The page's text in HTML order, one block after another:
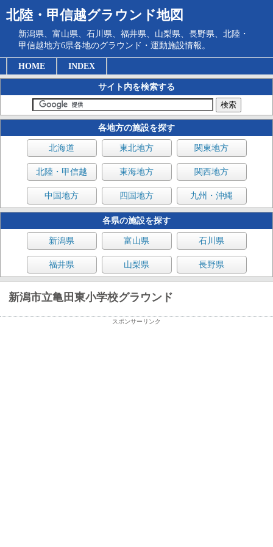
北陸・甲信越グラウンド地図
新潟県、富山県、石川県、福井県、山梨県、長野県、北陸・
甲信越地方6県各地のグラウンド・運動施設情報。
HOME INDEX
サイト内を検索する
各地方の施設を探す
北海道 東北地方 関東地方
北陸・甲信越 東海地方 関西地方
中国地方 四国地方 九州・沖縄
各県の施設を探す
新潟県 富山県 石川県
福井県 山梨県 長野県
新潟市立亀田東小学校グラウンド
スポンサーリンク